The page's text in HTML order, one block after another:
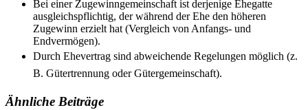
Bei einer Zugewinngemeinschaft ist derjenige Ehegatte
ausgleichspflichtig, der während der Ehe den höheren
Zugewinn erzielt hat (Vergleich von Anfangs- und
Endvermögen).
Durch Ehevertrag sind abweichende Regelungen möglich (z.
B. Gütertrennung oder Gütergemeinschaft).
Ähnliche Beiträge